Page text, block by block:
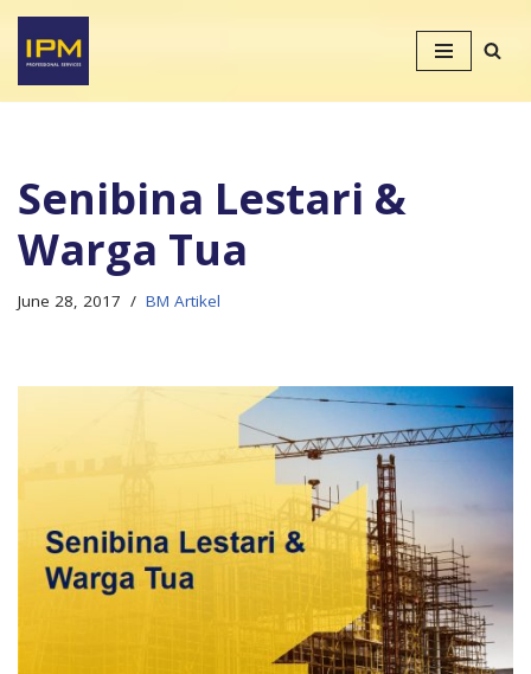
Skip
to
Senibina Lestari &
Warga Tua
June 28, 2017 BM Artikel